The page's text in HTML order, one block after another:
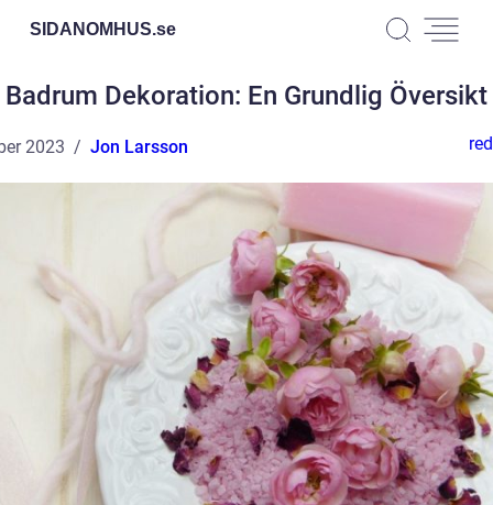
SIDANOMHUS.se
Badrum Dekoration: En Grundlig Översikt
2023 Jon Larsson